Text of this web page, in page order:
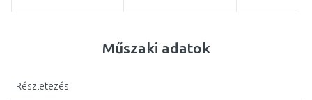
Műszaki adatok
Részletezés